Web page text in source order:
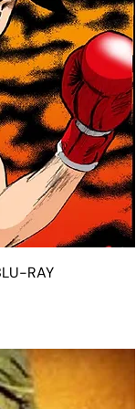
RAY